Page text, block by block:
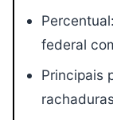
federal
Principais